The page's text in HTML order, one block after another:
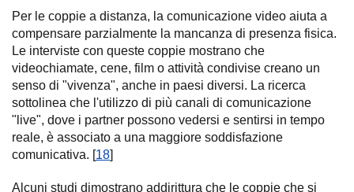
Per le coppie a distanza, la comunicazione video aiuta a
compensare parzialmente la mancanza di presenza fisica.
Le interviste con queste coppie mostrano che
videochiamate, cene, film o attività condivise creano un
senso di "vivenza", anche in paesi diversi. La ricerca
sottolinea che l'utilizzo di più canali di comunicazione
"live", dove i partner possono vedersi e sentirsi in tempo
reale, è associato a una maggiore soddisfazione
comunicativa. [18]
Alcuni studi dimostrano addirittura che le coppie che si